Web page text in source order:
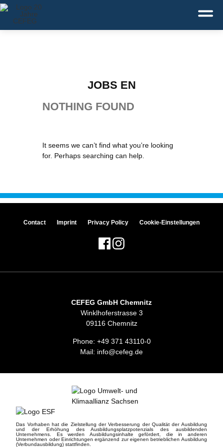
Deutsch
JOBS EN
NOTHING FOUND
It seems we can’t find what you’re looking
for. Perhaps searching can help.
Contact Imprint Privacy Policy Cookie-Einstellungen
CEFEG GmbH Chemnitz
Winklhoferstrasse 3
09116 Chemnitz
Phone: +49 371 43110-0
Mail: info@cefeg.de
Das Vorhaben hat die Zielstellung der Verbesserung der Qualität der Ausbildung
und der Erhöhung des Ausbildungsplatzpotenzials des ausbildenden
Unternehmens. Es werden Ausbildungsinhalte gefördert, die in anderen
Unternehmen oder Einrichtungen ergänzend zur eigenen betrieblichen Ausbildung
(Verbundausbildung) stattfinden.